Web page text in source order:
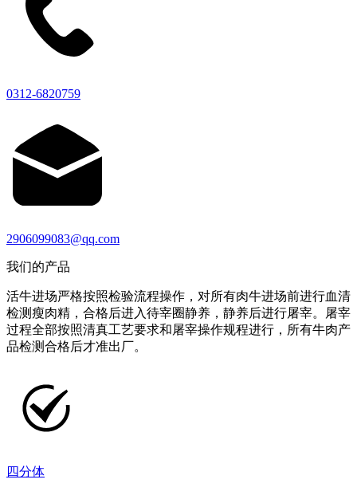
0312-6820759
2906099083@qq.com
我们的产品
活牛进场严格按照检验流程操作，对所有肉牛进场前进行血清
检测瘦肉精，合格后进入待宰圈静养，静养后进行屠宰。屠宰
过程全部按照清真工艺要求和屠宰操作规程进行，所有牛肉产
品检测合格后才准出厂。
四分体